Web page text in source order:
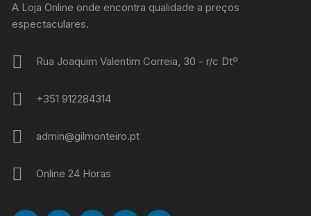
A Loja Online onde encontra qualidade a preços
espectaculares.
Rua Joaquim Valentim Correia, 30 - r/c Dtº
+351 912284314
admin@gilmonteiro.pt
Online 24 Horas